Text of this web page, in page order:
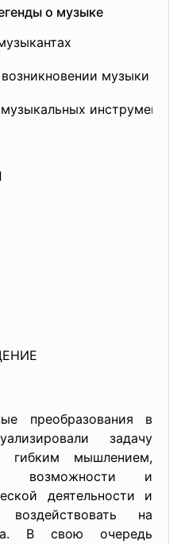
о музыке
музыки
инструментах
преобразования в
задачу
гибким мышлением,
возможности и
деятельности и
на
В свою очередь